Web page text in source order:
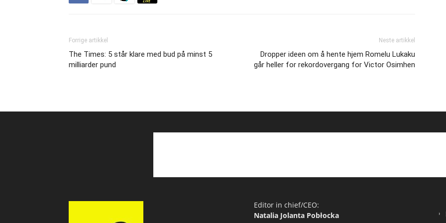
Forrige artikkel
The Times: 5 står klare med bud på minst 5
milliarder pund
Neste artikkel
Dropper ideen om å hente hjem Romelu Lukaku
går heller for rekordovergang for Victor Osimhen
Editor in chief/CEO:
Natalia Jolanta Pobłocka